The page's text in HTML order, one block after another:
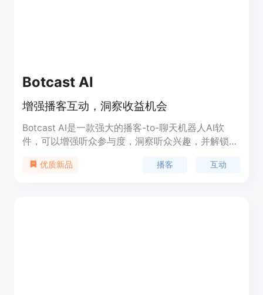
Botcast AI
增强播客互动，洞察收益机会
Botcast AI是一款强大的播客-to-聊天机器人AI软
件，可以增强听众参与度，洞察听众兴趣，并解锁新
听众的互动问答，自动生成节目摘要和引用，以及提
优质新品 播客 互动